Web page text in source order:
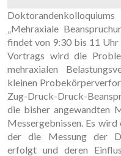
„Mehraxiale
findet von 9:30 bis 11 Uhr
Vortrags wird die
mehraxialen
kleinen
Zug-Druck-Druck-
die bisher angewandten
Messergebnissen. Es
der die Messung der
erfolgt und deren